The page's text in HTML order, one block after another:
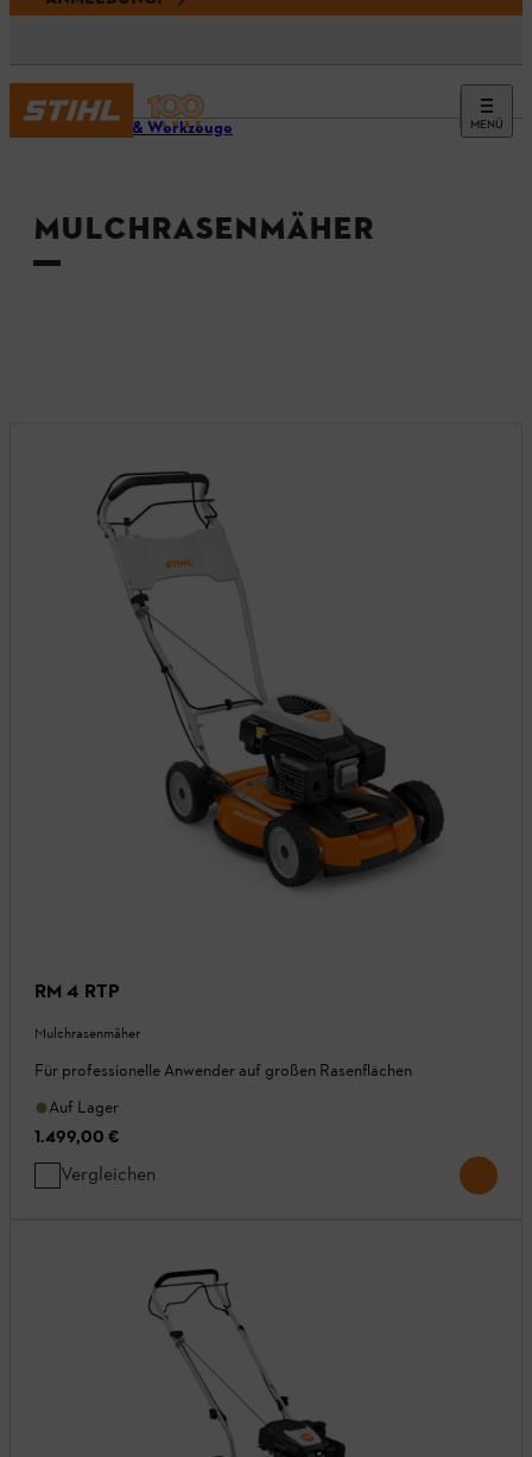
MENÜ
Geräte & Werkzeuge
MULCHRASENMÄHER
RM 4 RTP
Mulchrasenmäher
Für professionelle Anwender auf großen Rasenflächen
Auf Lager
1.499,00 €
Vergleichen